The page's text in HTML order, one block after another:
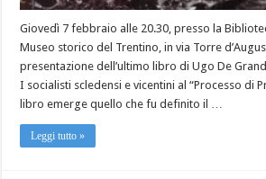
Giovedì 7 febbraio alle 20.30, presso la
Museo storico del Trentino, in via Torre
presentazione dell’ultimo libro di Ugo De
I socialisti scledensi e vicentini al “Processo di
libro emerge quello che fu definito il …
Leggi tutto »